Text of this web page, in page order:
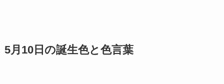
5月10日の誕生色と色言葉